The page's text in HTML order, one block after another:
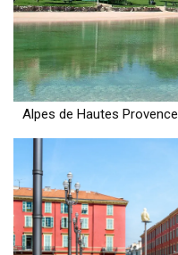
Alpes de Hautes Provence